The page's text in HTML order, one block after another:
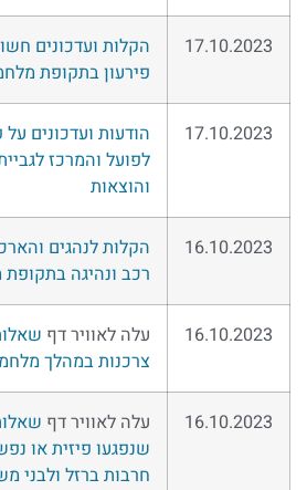
17.10.2023
הקלות ועדכונים
פירעון בתקופת
17.10.2023
הודעות ועדכונים
לפועל והמרכז
והוצאות
16.10.2023
הקלות לנהגים
רכב ונהיגה
16.10.2023 עלה לאוויר דף
צרכנות במהלך
16.10.2023 עלה לאוויר דף
שנפגעו פיזית או
חרבות ברזל ולבני